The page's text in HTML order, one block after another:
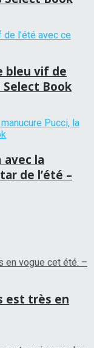
bleu vif de
Select Book
la
de l’été –
est très en